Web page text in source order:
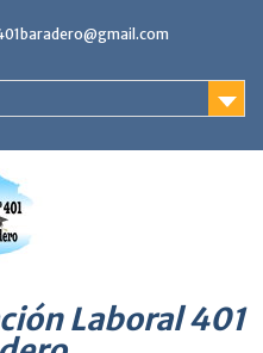
Laboral 401